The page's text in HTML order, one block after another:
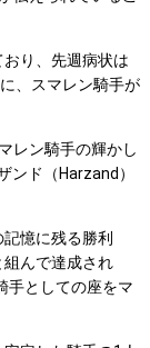
り、先週病状は
、スマレン騎手が
レン騎手の輝かし
ンド（Harzand）
憶に残る勝利
んで達成され
手としての座をマ